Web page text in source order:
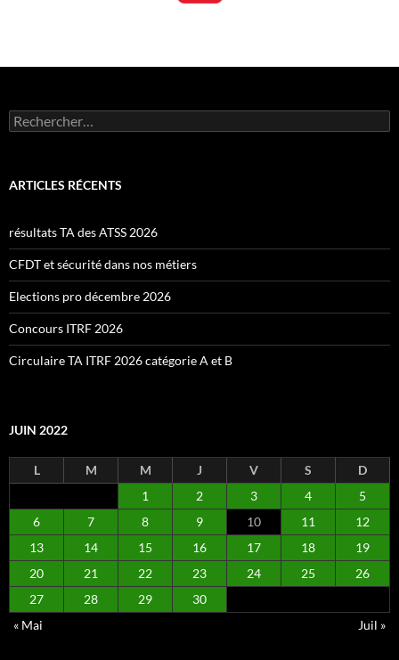
Rechercher :
ARTICLES RÉCENTS
résultats TA des ATSS 2026
CFDT et sécurité dans nos métiers
Elections pro décembre 2026
Concours ITRF 2026
Circulaire TA ITRF 2026 catégorie A et B
JUIN 2022
L M M J V S
D
1
2 3 4
5
6
7 8 9 10 11
12
13
14 15 16 17 18
19
20
21 22 23 24 25
26
27
28 29
30
« Mai
Juil »